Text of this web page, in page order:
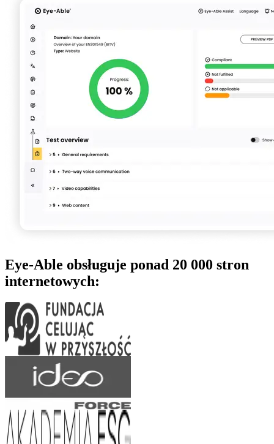
Eye-Able obsługuje ponad 20 000 stron
internetowych: